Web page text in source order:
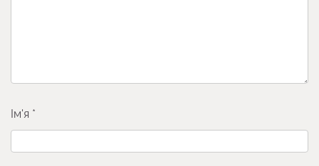
Ім'я *